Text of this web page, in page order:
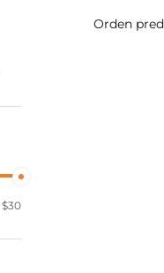
pueden
Precio
Precio
$30